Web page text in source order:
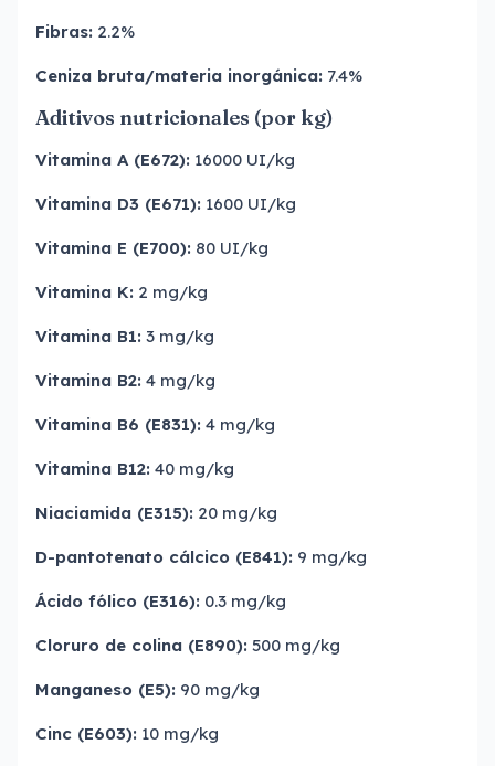
Fibras: 2.2%
Ceniza bruta/materia inorgánica: 7.4%
Aditivos nutricionales (por kg)
Vitamina A (E672): 16000 UI/kg
Vitamina D3 (E671): 1600 UI/kg
Vitamina E (E700): 80 UI/kg
Vitamina K: 2 mg/kg
Vitamina B1: 3 mg/kg
Vitamina B2: 4 mg/kg
Vitamina B6 (E831): 4 mg/kg
Vitamina B12: 40 mg/kg
Niaciamida (E315): 20 mg/kg
D-pantotenato cálcico (E841): 9 mg/kg
Ácido fólico (E316): 0.3 mg/kg
Cloruro de colina (E890): 500 mg/kg
Manganeso (E5): 90 mg/kg
Cinc (E603): 10 mg/kg